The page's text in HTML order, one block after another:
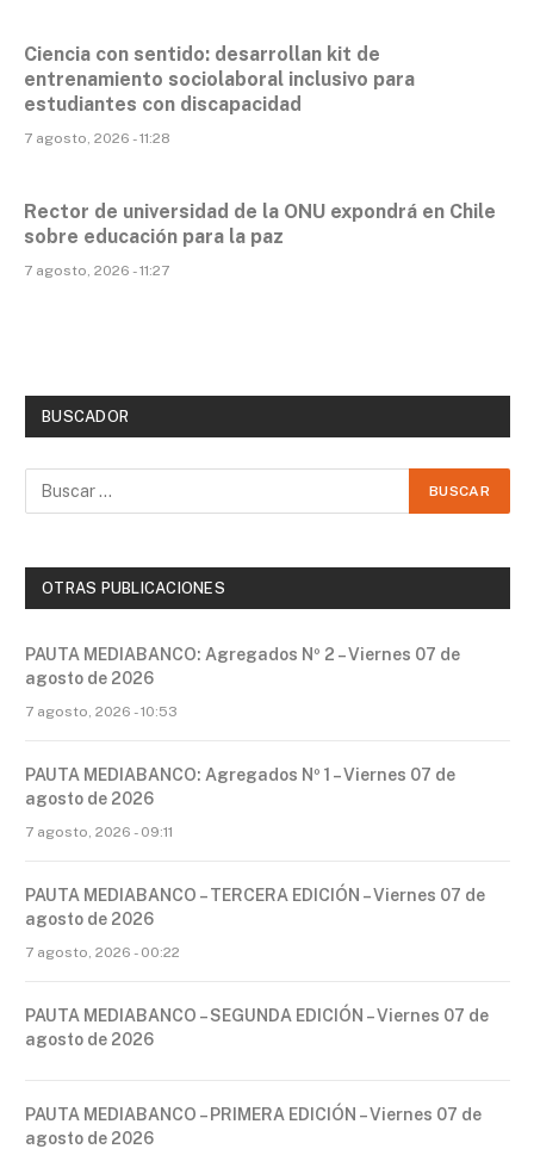
Ciencia con sentido: desarrollan kit de
entrenamiento sociolaboral inclusivo para
estudiantes con discapacidad
7 agosto, 2026 - 11:28
Rector de universidad de la ONU expondrá en Chile
sobre educación para la paz
7 agosto, 2026 - 11:27
BUSCADOR
OTRAS PUBLICACIONES
PAUTA MEDIABANCO: Agregados Nº 2 – Viernes 07 de
agosto de 2026
7 agosto, 2026 - 10:53
PAUTA MEDIABANCO: Agregados Nº 1 – Viernes 07 de
agosto de 2026
7 agosto, 2026 - 09:11
PAUTA MEDIABANCO – TERCERA EDICIÓN – Viernes 07 de
agosto de 2026
7 agosto, 2026 - 00:22
PAUTA MEDIABANCO – SEGUNDA EDICIÓN – Viernes 07 de
agosto de 2026
PAUTA MEDIABANCO – PRIMERA EDICIÓN – Viernes 07 de
agosto de 2026